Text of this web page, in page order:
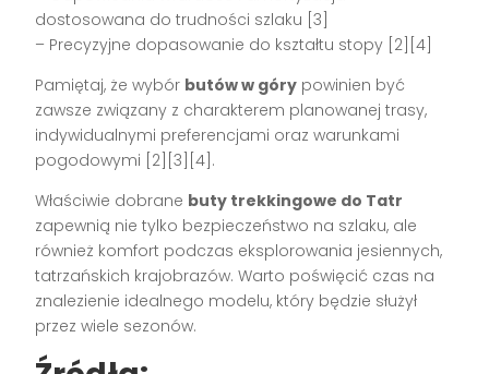
dostosowana do trudności szlaku [3]
– Precyzyjne dopasowanie do kształtu stopy [2][4]
Pamiętaj, że wybór butów w góry powinien być
zawsze związany z charakterem planowanej trasy,
indywidualnymi preferencjami oraz warunkami
pogodowymi [2][3][4].
Właściwie dobrane buty trekkingowe do Tatr
zapewnią nie tylko bezpieczeństwo na szlaku, ale
również komfort podczas eksplorowania jesiennych,
tatrzańskich krajobrazów. Warto poświęcić czas na
znalezienie idealnego modelu, który będzie służył
przez wiele sezonów.